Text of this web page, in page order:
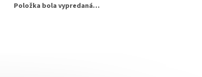
Položka bola vypredaná…